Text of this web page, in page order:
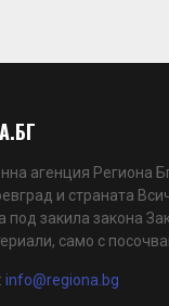
агенция Региона
и страната
под закила закона
само с
info@regiona.bg